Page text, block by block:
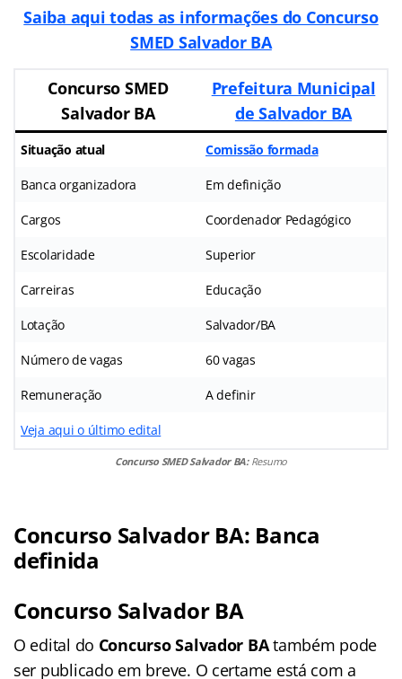
Saiba aqui todas as informações do Concurso
SMED Salvador BA
Concurso SMED
Salvador BA
Prefeitura Municipal
de Salvador BA
Situação atual Comissão formada
Banca organizadora Em definição
Cargos Coordenador Pedagógico
Escolaridade Superior
Carreiras Educação
Lotação Salvador/BA
Número de vagas 60 vagas
Remuneração A definir
Veja aqui o último edital
Concurso SMED Salvador BA: Resumo
Concurso Salvador BA: Banca
definida
Concurso Salvador BA
O edital do Concurso Salvador BAtambém pode
ser publicado em breve. O certame está com a